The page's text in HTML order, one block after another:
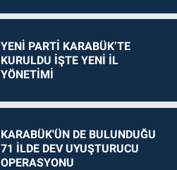
YENİ PARTİ KARABÜK’TE
KURULDU İŞTE YENİ İL
YÖNETİMİ
KARABÜK'ÜN DE BULUNDUĞU
71 İLDE DEV UYUŞTURUCU
OPERASYONU